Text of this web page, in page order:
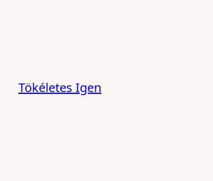
Tökéletes Igen